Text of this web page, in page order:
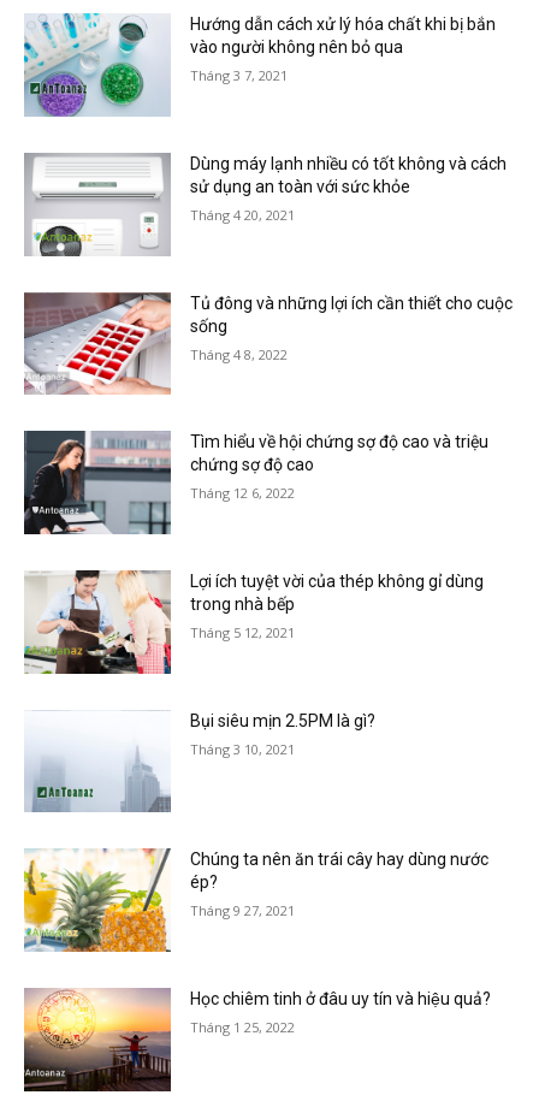
Hướng dẫn cách xử lý hóa chất khi bị bắn
vào người không nên bỏ qua
Tháng 3 7, 2021
Dùng máy lạnh nhiều có tốt không và cách
sử dụng an toàn với sức khỏe
Tháng 4 20, 2021
Tủ đông và những lợi ích cần thiết cho cuộc
sống
Tháng 4 8, 2022
Tìm hiểu về hội chứng sợ độ cao và triệu
chứng sợ độ cao
Tháng 12 6, 2022
Lợi ích tuyệt vời của thép không gỉ dùng
trong nhà bếp
Tháng 5 12, 2021
Bụi siêu mịn 2.5PM là gì?
Tháng 3 10, 2021
Chúng ta nên ăn trái cây hay dùng nước
ép?
Tháng 9 27, 2021
Học chiêm tinh ở đâu uy tín và hiệu quả?
Tháng 1 25, 2022